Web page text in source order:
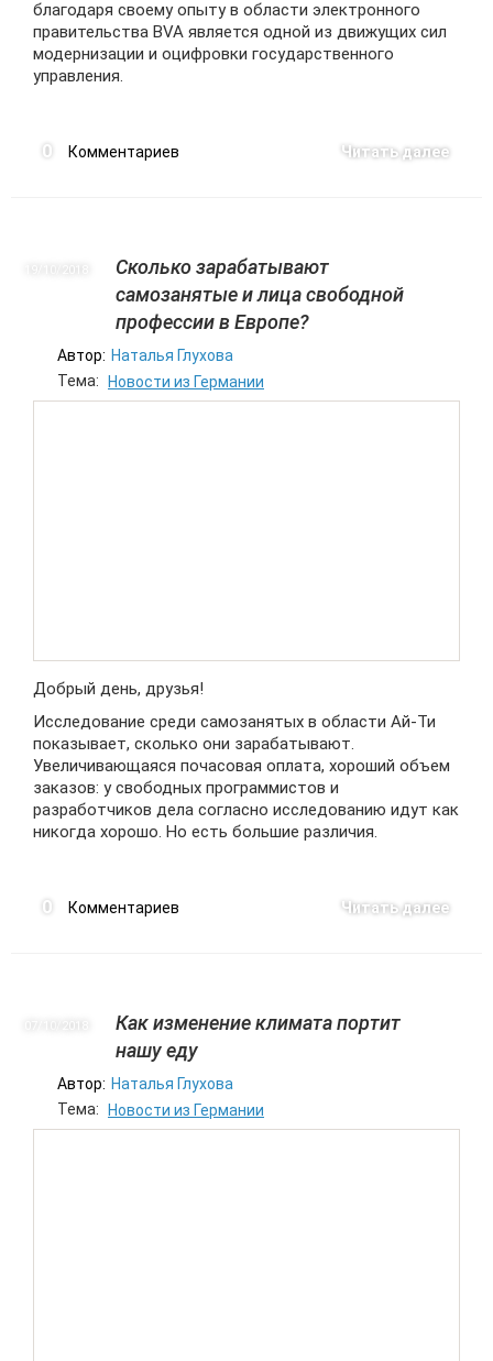
благодаря своему опыту в области электронного
правительства BVA является одной из движущих сил
модернизации и оцифровки государственного
управления.
0 Комментариев Читать далее
Сколько зарабатывают
самозанятые и лица свободной
профессии в Европе?
Автор: Наталья Глухова
Тема:
Новости из Германии
Добрый день, друзья!
Исследование среди самозанятых в области Ай-Ти
показывает, сколько они зарабатывают.
Увеличивающаяся почасовая оплата, хороший объем
заказов: у свободных программистов и
разработчиков дела согласно исследованию идут как
никогда хорошо. Но есть большие различия.
0 Комментариев Читать далее
Как изменение климата портит
нашу еду
Автор: Наталья Глухова
Тема: Новости из Германии